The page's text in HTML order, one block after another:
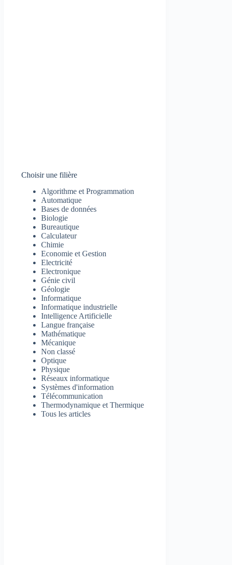
Choisir une filière
Algorithme et Programmation
Automatique
Bases de données
Biologie
Bureautique
Calculateur
Chimie
Economie et Gestion
Electricité
Electronique
Génie civil
Géologie
Informatique
Informatique industrielle
Intelligence Artificielle
Langue française
Mathématique
Mécanique
Non classé
Optique
Physique
Réseaux informatique
Systèmes d'information
Télécommunication
Thermodynamique et Thermique
Tous les articles